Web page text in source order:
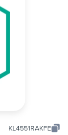
KL4551RAKFE